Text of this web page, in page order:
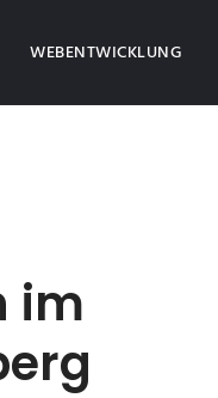
WEBENTWICKLUNG
im